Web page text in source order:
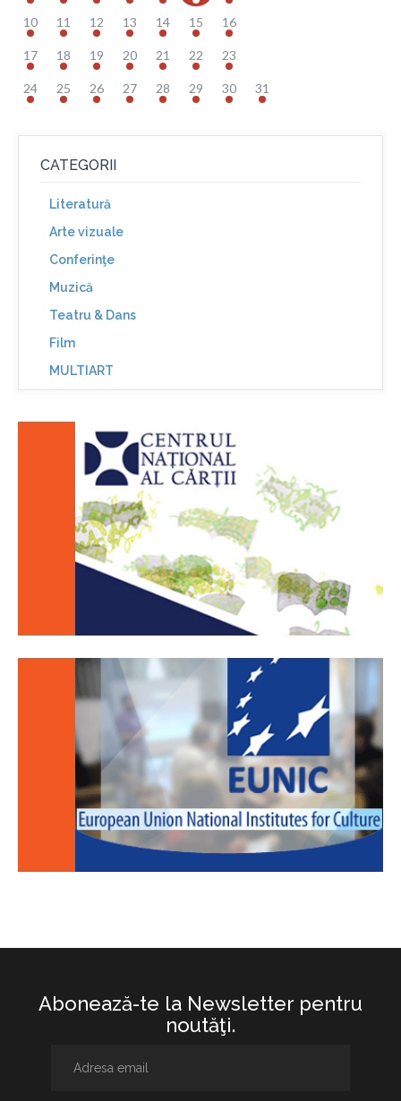
10 11 12 13 14 15 16
17 18 19 20 21 22 23
24 25 26 27 28 29 30 31
CATEGORII
Literatură
Arte vizuale
Conferinţe
Muzică
Teatru & Dans
Film
MULTIART
Abonează-te la Newsletter pentru
noutăţi.